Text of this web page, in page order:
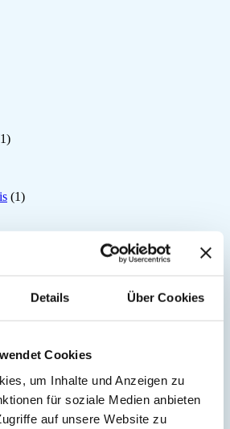
Details Über Cookies
Cookies
um Inhalte und Anzeigen zu
für soziale Medien anbieten
auf unsere Website zu
(1)
(2)